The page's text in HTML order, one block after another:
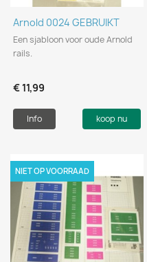
Arnold 0024 GEBRUIKT
Een sjabloon voor oude Arnold
rails.
€ 11,99
Info koop nu
NIET OP VOORRAAD